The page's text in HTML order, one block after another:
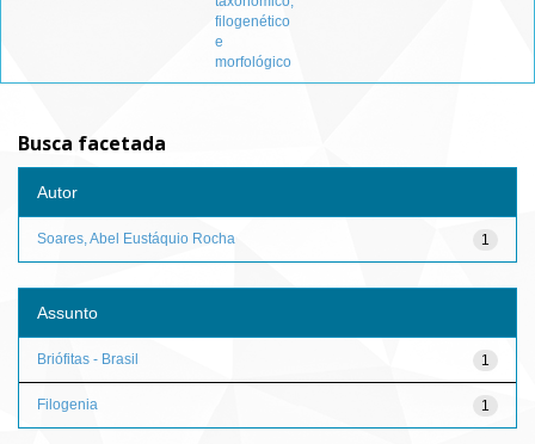
filogenético
e
morfológico
Busca facetada
Autor
1
Soares, Abel Eustáquio Rocha
Assunto
1
Briófitas - Brasil
1
Filogenia